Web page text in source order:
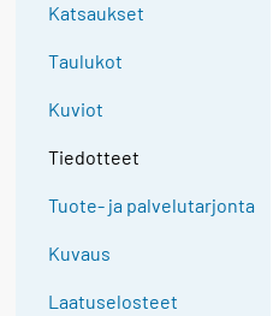
Katsaukset
Taulukot
Kuviot
Tiedotteet
Tuote- ja palvelutarjonta
Kuvaus
Laatuselosteet